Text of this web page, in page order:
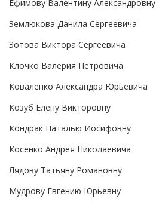
Ефимову Валентину Александровну
Землюкова Данила Сергеевича
Зотова Виктора Сергеевича
Клочко Валерия Петровича
Коваленко Александра Юрьевича
Козуб Елену Викторовну
Кондрак Наталью Иосифовну
Косенко Андрея Николаевича
Лядову Татьяну Романовну
Мудрову Евгению Юрьевну